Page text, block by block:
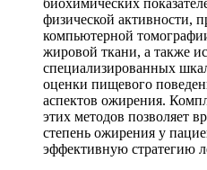
биохимических
физической активности,
компьютерной
жировой ткани, а также
специализированных
оценки пищевого
аспектов ожирения.
этих методов позволяет
степень ожирения у
эффективную стратегию